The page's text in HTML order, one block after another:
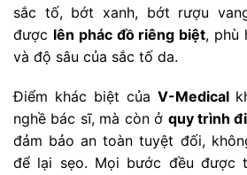
sắc tố, bớt xanh, bớt rượu
được lên phác đồ riêng biệt, phù
và độ sâu của sắc tố da.
Điểm khác biệt của V-Medical
nghề bác sĩ, mà còn ở quy trình
đảm bảo an toàn tuyệt đối,
để lại sẹo. Mọi bước đều được